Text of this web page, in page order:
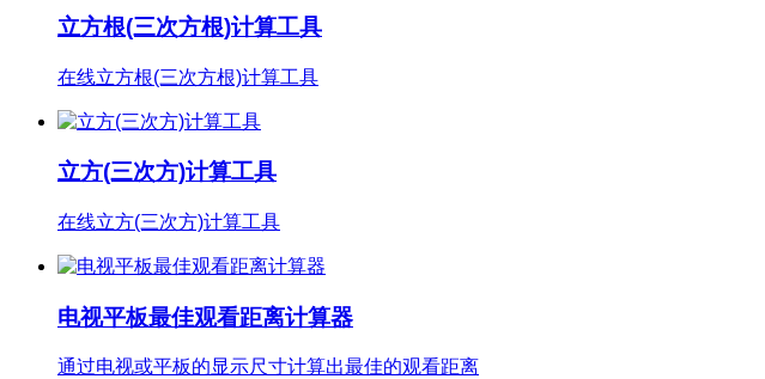
立方根(三次方根)计算工具
在线立方根(三次方根)计算工具
立方(三次方)计算工具
在线立方(三次方)计算工具
电视平板最佳观看距离计算器
通过电视或平板的显示尺寸计算出最佳的观看距离